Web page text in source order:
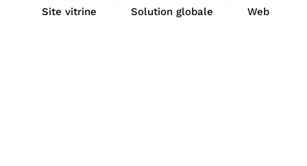
Site vitrine
Solution globale Web